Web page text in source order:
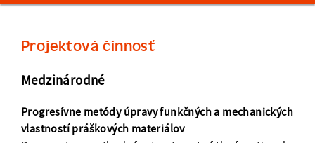
Projektová činnosť
Medzinárodné
Progresívne metódy úpravy funkčných a mechanických
vlastností práškových materiálov